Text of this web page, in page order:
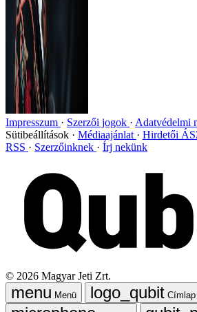
Impresszum Szerzői jogok
Adatvédelmi
Sütibeállítások
Médiaajánlat Hirdetői
RSS
Szerzőinknek Írj nekünk
© 2026 Magyar Jeti Zrt.
Menü
Címlap